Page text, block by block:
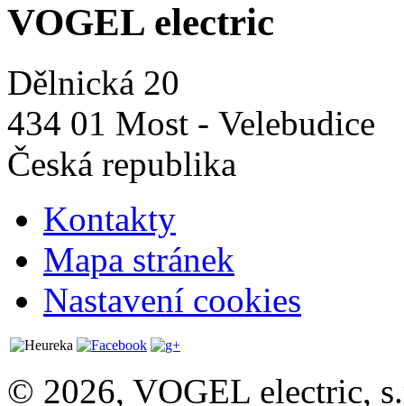
VOGEL electric
Dělnická 20
434 01 Most - Velebudice
Česká republika
Kontakty
Mapa stránek
Nastavení cookies
© 2026, VOGEL electric,